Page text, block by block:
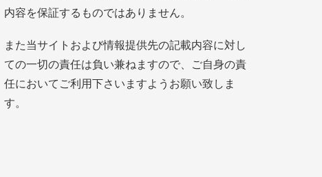
内容を保証するものではありません。
また当サイトおよび情報提供先の記載内容に対し
ての一切の責任は負い兼ねますので、ご自身の責
任においてご利用下さいますようお願い致しま
す。